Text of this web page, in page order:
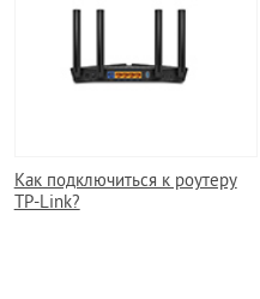
Как подключиться к роутеру
TP-Link?